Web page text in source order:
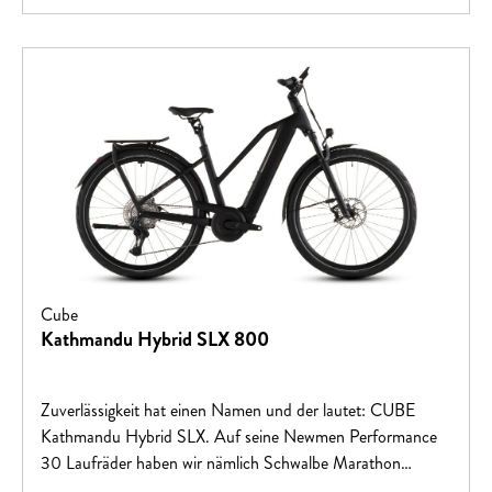
und Seitenständer – erledigt den Rest. Keine Frage, dieses
Cube
Kathmandu Hybrid SLX 800
Zuverlässigkeit hat einen Namen und der lautet: CUBE
Kathmandu Hybrid SLX. Auf seine Newmen Performance
30 Laufräder haben wir nämlich Schwalbe Marathon